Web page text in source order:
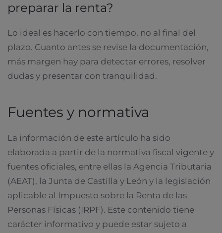
preparar la renta?
Lo ideal es hacerlo con tiempo, no al final del
plazo. Cuanto antes se revise la documentación,
más margen hay para detectar errores, resolver
dudas y presentar con tranquilidad.
Fuentes y normativa
La información de este artículo ha sido
elaborada a partir de la normativa fiscal vigente y
fuentes oficiales, entre ellas la Agencia Tributaria
(AEAT), la Junta de Castilla y León y la legislación
aplicable al Impuesto sobre la Renta de las
Personas Físicas (IRPF). Este contenido tiene
carácter informativo y puede estar sujeto a